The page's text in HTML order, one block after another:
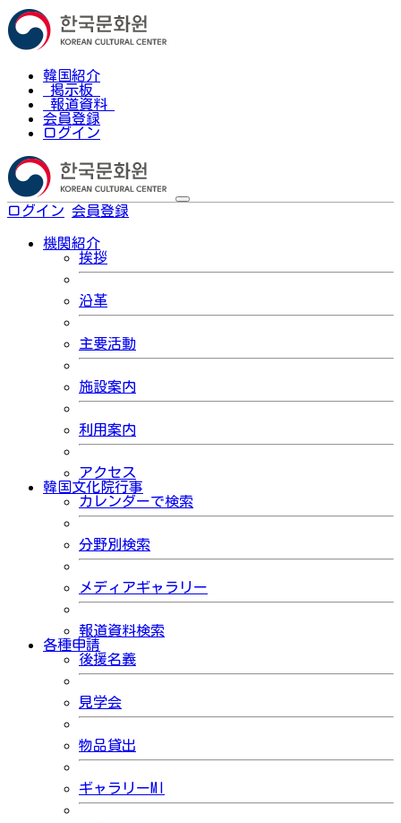
韓国紹介
掲示板
報道資料
会員登録
ログイン
ログイン 会員登録
機関紹介
挨拶
沿革
主要活動
施設案内
利用案内
アクセス
韓国文化院行事
カレンダーで検索
分野別検索
メディアギャラリー
報道資料検索
各種申請
後援名義
見学会
物品貸出
ギャラリーMI